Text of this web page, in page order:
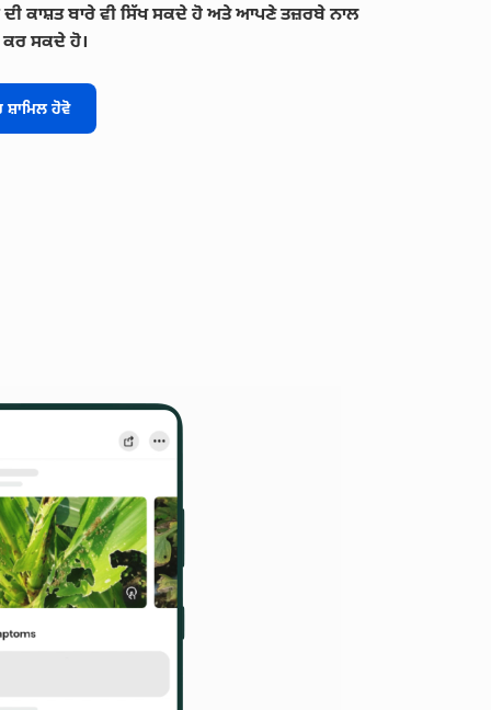
ਕਾਸ਼ਤ ਬਾਰੇ ਵੀ ਸਿੱਖ ਸਕਦੇ ਹੋ ਅਤੇ ਆਪਣੇ ਤਜ਼ਰਬੇ ਨਾਲ
ਕਰ ਸਕਦੇ ਹੋ।
ਸ਼ਾਮਿਲ ਹੋਵੋ